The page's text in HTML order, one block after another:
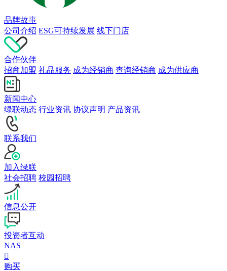
品牌故事
公司介绍 ESG可持续发展 线下门店
合作伙伴
招商加盟 礼品服务 成为经销商 查询经销商 成为供应商
新闻中心
绿联动态 行业资讯 协议声明 产品资讯
联系我们
加入绿联
社会招聘 校园招聘
信息公开
投资者互动
NAS

购买